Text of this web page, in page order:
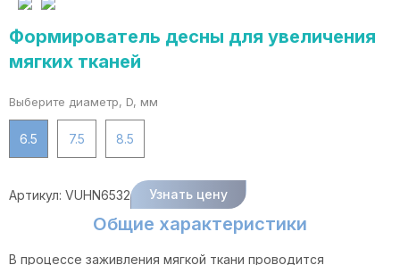
Формирователь десны для увеличения
мягких тканей
Выберите диаметр, D, мм
6.5 7.5 8.5
Артикул: VUHN6532 Узнать цену
Общие характеристики
В процессе заживления мягкой ткани проводится